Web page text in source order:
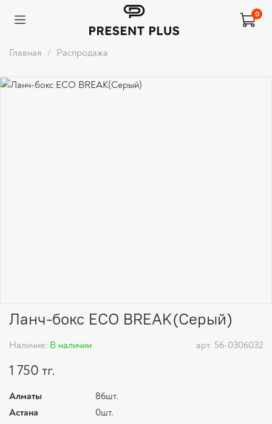
0
Главная Распродажа
арт. 56-0306032
Наличие: В наличии
Ланч-бокс ECO BREAK(Серый)
1 750 тг.
Алматы
86шт.
Астана
0шт.